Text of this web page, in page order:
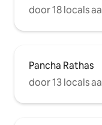
door 18 locals
Pancha Rathas
door 13 locals